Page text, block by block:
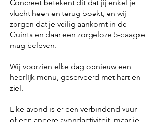
Concreet betekent dit dat jij enkel je
vlucht heen en terug boekt, en wij
zorgen dat je veilig aankomt in de
Quinta en daar een zorgeloze 5-daagse
mag beleven.
Wij voorzien elke dag opnieuw een
heerlijk menu, geserveerd met hart en
ziel.
Elke avond is er een verbindend vuur
of een andere avondactiviteit, maar je